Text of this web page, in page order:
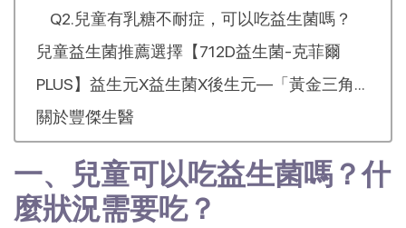
Q2.兒童有乳糖不耐症，可以吃益生菌嗎？
兒童益生菌推薦選擇【712D益生菌-克菲爾
PLUS】益生元X益生菌X後生元—「黃金三角
配方」
關於豐傑生醫
一、兒童可以吃益生菌嗎？什
麼狀況需要吃？